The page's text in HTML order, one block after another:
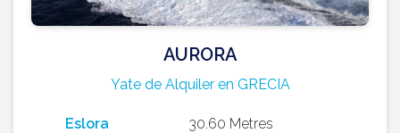
AURORA
Yate de Alquiler en GRECIA
Eslora
30.60 Metres